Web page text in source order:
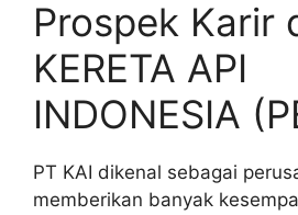
Prospek Karir
KERETA API
INDONESIA
PT KAI dikenal sebagai
memberikan banyak